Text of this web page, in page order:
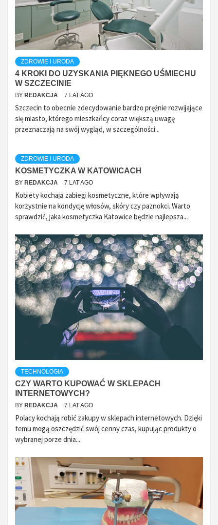
ZDROWIE I URODA
4 KROKI DO UZYSKANIA PIĘKNEGO UŚMIECHU
W SZCZECINIE
BY REDAKCJA 7 LAT AGO
Szczecin to obecnie zdecydowanie bardzo prężnie rozwijające
się miasto, którego mieszkańcy coraz większą uwagę
przeznaczają na swój wygląd, w szczególności...
ZDROWIE I URODA
KOSMETYCZKA W KATOWICACH
BY REDAKCJA 7 LAT AGO
Kobiety kochają zabiegi kosmetyczne, które wpływają
korzystnie na kondycję włosów, skóry czy paznokci. Warto
sprawdzić, jaka kosmetyczka Katowice będzie najlepsza...
TECHNOLOGIA
CZY WARTO KUPOWAĆ W SKLEPACH
INTERNETOWYCH?
BY REDAKCJA 7 LAT AGO
Polacy kochają robić zakupy w sklepach internetowych. Dzięki
temu mogą oszczędzić swój cenny czas, kupując produkty o
wybranej porze dnia...